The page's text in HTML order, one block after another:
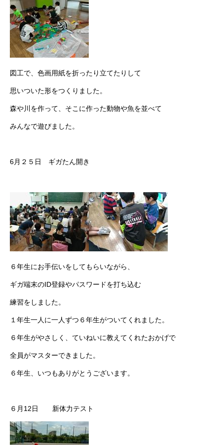
図工で、色画用紙を折ったり立てたりして
思いついた形をつくりました。
森や川を作って、そこに作った動物や魚を並べて
みんなで遊びました。
6月２５日 ギガたん開き
６年生にお手伝いをしてもらいながら、
ギガ端末のID登録やパスワードを打ち込む
練習をしました。
１年生一人に一人ずつ６年生がついてくれました。
６年生がやさしく、ていねいに教えてくれたおかげで
全員がマスターできました。
６年生、いつもありがとうございます。
６月12日 新体力テスト